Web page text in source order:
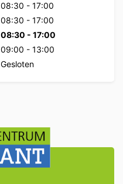
08:30 - 17:00
08:30 - 17:00
08:30 - 17:00
09:00 - 13:00
Gesloten